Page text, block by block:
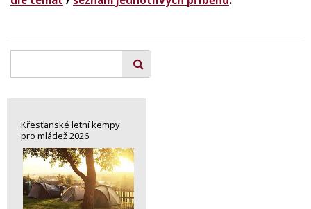
Křesťanské letní kempy
pro mládež 2026